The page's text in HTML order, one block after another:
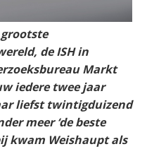
de ISH in
Markt
iedere twee jaar
liefst twintigduizend
meer ‘de beste
kwam Weishaupt als